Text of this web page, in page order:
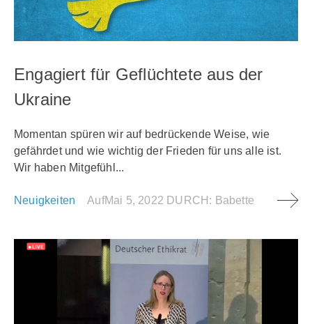
Engagiert für Geflüchtete aus der
Ukraine
Momentan spüren wir auf bedrückende Weise, wie
gefährdet und wie wichtig der Frieden für uns alle ist.
Wir haben Mitgefühl...
Neuigkeiten AufMai 5, 2022 DURCH: Babette